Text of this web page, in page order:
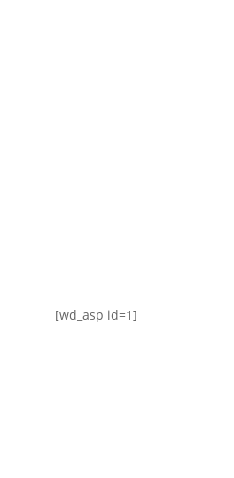
[wd_asp id=1]